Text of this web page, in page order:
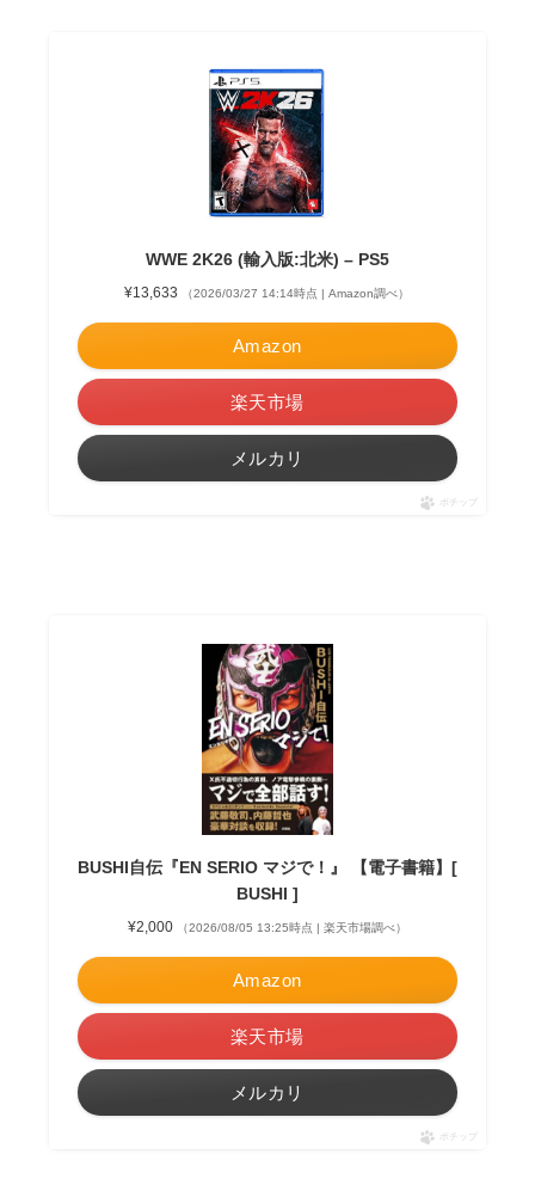
WWE 2K26 (輸入版:北米) – PS5
¥13,633 （2026/03/27 14:14時点 | Amazon調べ）
Amazon
楽天市場
メルカリ
ポチップ
BUSHI自伝『EN SERIO マジで！』 【電子書籍】[
BUSHI ]
¥2,000 （2026/08/05 13:25時点 | 楽天市場調べ）
Amazon
楽天市場
メルカリ
ポチップ